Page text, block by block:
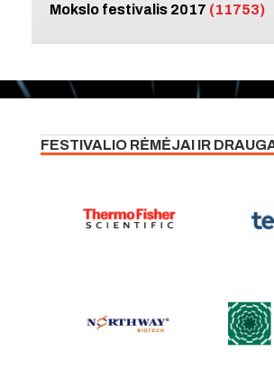
Mokslo festivalis 2017 (11753)
FESTIVALIO RĖMĖJAI IR